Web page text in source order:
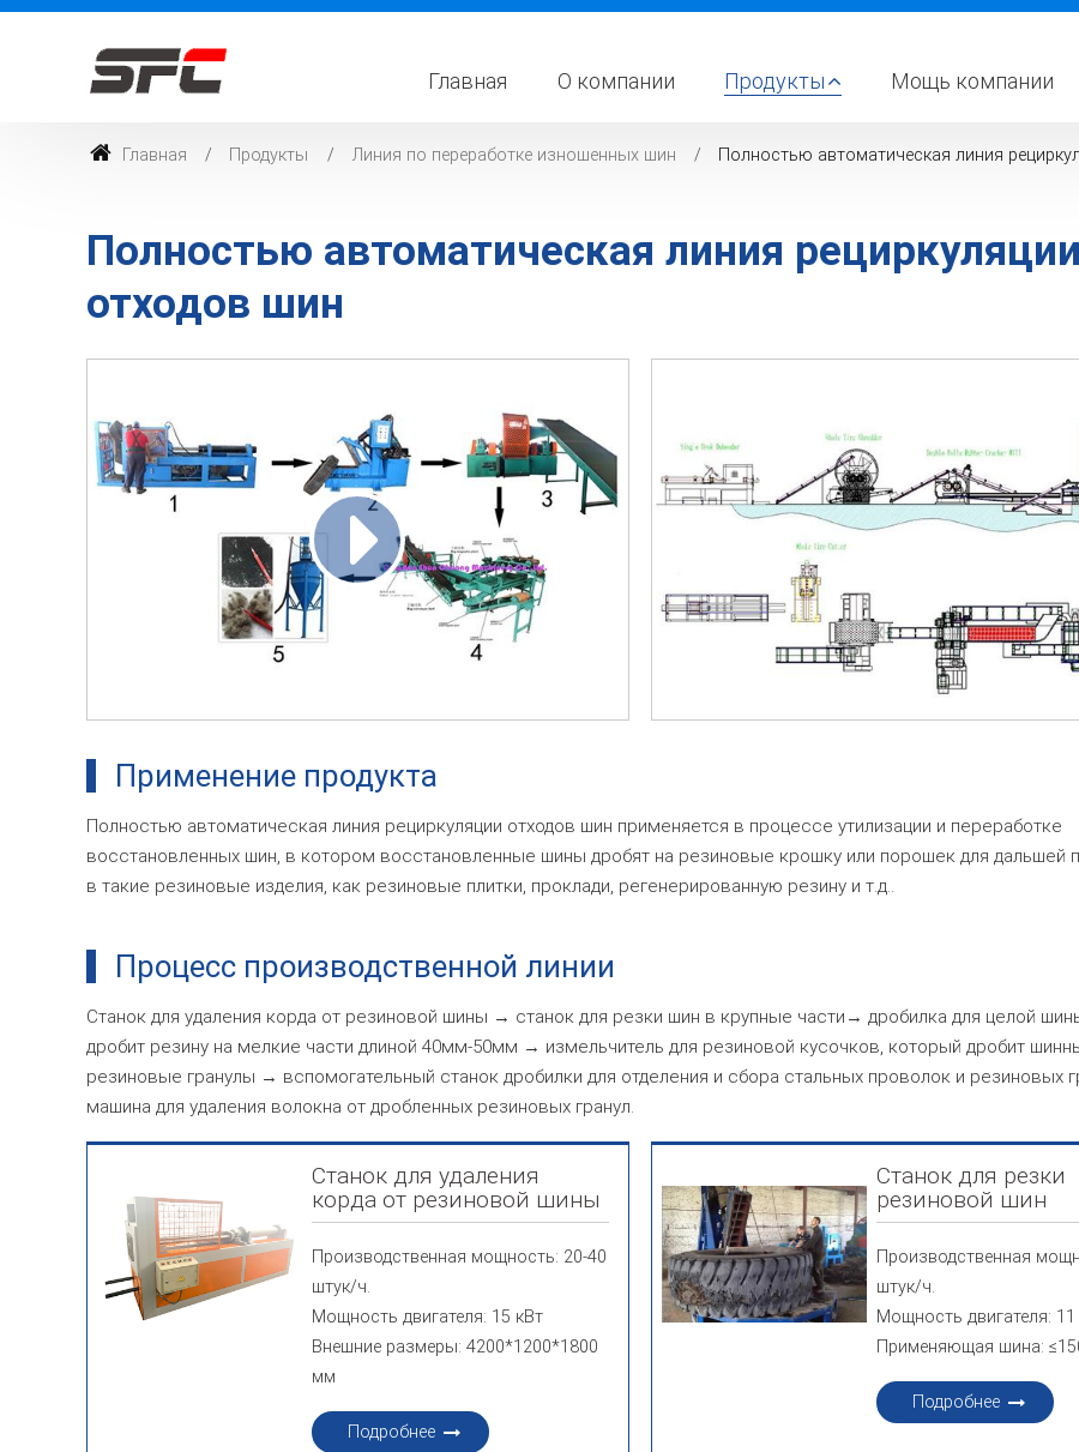
Главная О компании Продукты Мощь компании
Главная Продукты Линия по переработке изношенных шин Полностью автоматическая линия
Полностью автоматическая линия рециркуляции
отходов шин
Применение продукта
Полностью автоматическая линия рециркуляции отходов шин применяется в процессе утилизации и переработке
восстановленных шин, в котором восстановленные шины дробят на резиновые крошку или порошек для дальшей
в такие резиновые изделия, как резиновые плитки, проклади, регенерированную резину и т.д..
Процесс производственной линии
Станок для удаления корда от резиновой шины → станок для резки шин в крупные части→ дробилка для целой
дробит резину на мелкие части длиной 40мм-50мм → измельчитель для резиновой кусочков, который дробит
резиновые гранулы → вспомогательный станок дробилки для отделения и сбора стальных проволок и резиновых
машина для удаления волокна от дробленных резиновых гранул.
Станок для удаления
корда от резиновой шины
Производственная мощность: 20-40
штук/ч.
Мощность двигателя: 15 кВт
Внешние размеры: 4200*1200*1800
мм
Подробнее
Станок для резки
резиновой шин
Производственная
штук/ч.
Мощность двигателя: 11
Применяющая шина:
Подробнее